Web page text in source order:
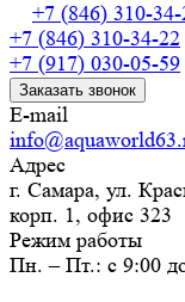
+7 (846) 310-34-
+7 (846) 310-34-22
+7 (917) 030-05-59
Заказать звонок
E-mail
Адрес
г. Самара, ул.
корп. 1, офис 323
Режим работы
Пн. – Пт.: с 9:00